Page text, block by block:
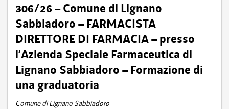
306/26 – Comune di Lignano
Sabbiadoro – FARMACISTA
DIRETTORE DI FARMACIA – presso
l’Azienda Speciale Farmaceutica di
Lignano Sabbiadoro – Formazione di
una graduatoria
Comune di Lignano Sabbiadoro